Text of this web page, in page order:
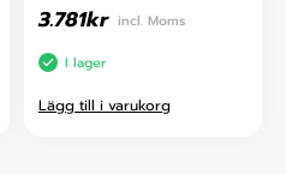
3.781kr incl. Moms
I lager
Lägg till i varukorg